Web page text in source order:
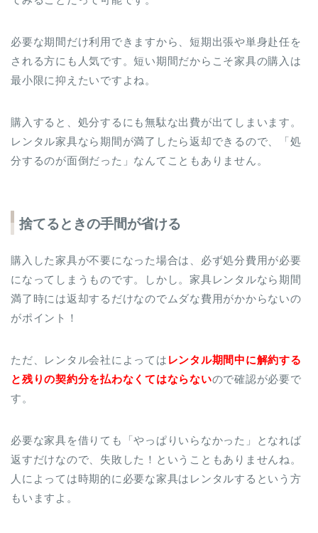
必要な期間だけ利用できますから、短期出張や単身赴任を
される方にも人気です。短い期間だからこそ家具の購入は
最小限に抑えたいですよね。
購入すると、処分するにも無駄な出費が出てしまいます。
レンタル家具なら期間が満了したら返却できるので、「処
分するのが面倒だった」なんてこともありません。
捨てるときの手間が省ける
購入した家具が不要になった場合は、必ず処分費用が必要
になってしまうものです。しかし。家具レンタルなら期間
満了時には返却するだけなのでムダな費用がかからないの
がポイント！
ただ、レンタル会社によっては レンタル期間中に解約する
と残りの契約分を払わなくてはならないので確認が必要で
す。
必要な家具を借りても「やっぱりいらなかった」となれば
返すだけなので、失敗した！ということもありませんね。
人によっては時期的に必要な家具はレンタルするという方
もいますよ。